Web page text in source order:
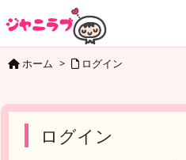
ホーム > ログイン
ログイン